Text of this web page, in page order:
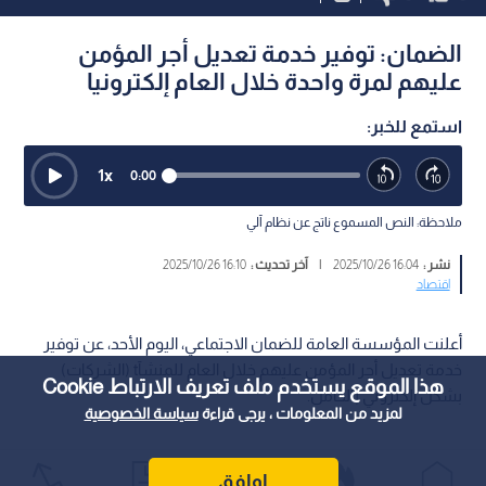
هذا الموقع يستخدم ملف تعريف الارتباط Cookie
لمزيد من المعلومات ، يرجى قراءةسياسة الخصوصية
اوافق
الضمان: توفير خدمة تعديل أجر المؤمن
عليهم لمرة واحدة خلال العام إلكترونيا
استمع للخبر:
0:00
1x
ملاحظة: النص المسموع ناتج عن نظام آلي
نشر :16:04 2025/10/26
| آخر تحديث :16:10 2025/10/26
اقتصاد
أعلنت المؤسسة العامة للضمان الاجتماعي، اليوم الأحد، عن توفير
بشكل إلكتروني بالكامل.